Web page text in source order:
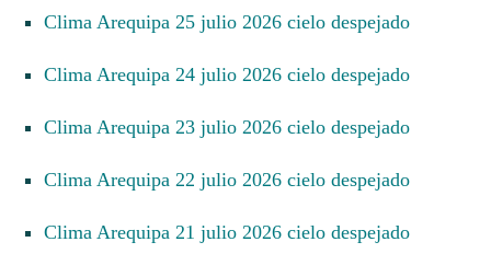
Clima Arequipa 25 julio 2026 cielo despejado
Clima Arequipa 24 julio 2026 cielo despejado
Clima Arequipa 23 julio 2026 cielo despejado
Clima Arequipa 22 julio 2026 cielo despejado
Clima Arequipa 21 julio 2026 cielo despejado